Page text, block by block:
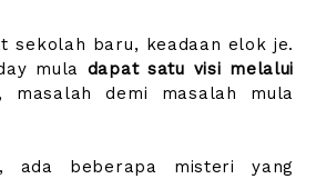
sekolah baru, keadaan elok je.
mula dapat satu visi melalui
, masalah demi masalah mula
ada beberapa misteri yang